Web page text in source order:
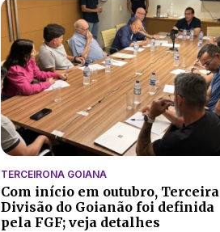
TERCEIRONA GOIANA
Com início em outubro, Terceira
Divisão do Goianão foi definida
pela FGF; veja detalhes